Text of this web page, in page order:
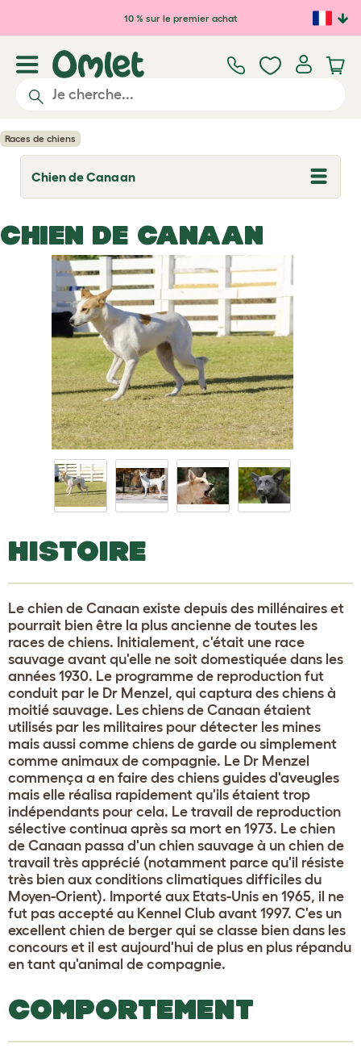
Passer au contenu principal
10 % sur le premier achat
Races de chiens
Chien de Canaan
T
o
l
e
CHIEN DE CANAAN
HISTOIRE
Le chien de Canaan existe depuis des millénaires et
pourrait bien être la plus ancienne de toutes les
races de chiens. Initialement, c'était une race
sauvage avant qu'elle ne soit domestiquée dans les
années 1930. Le programme de reproduction fut
conduit par le Dr Menzel, qui captura des chiens à
moitié sauvage. Les chiens de Canaan étaient
utilisés par les militaires pour détecter les mines
mais aussi comme chiens de garde ou simplement
comme animaux de compagnie. Le Dr Menzel
commença a en faire des chiens guides d'aveugles
mais elle réalisa rapidement qu'ils étaient trop
indépendants pour cela. Le travail de reproduction
sélective continua après sa mort en 1973. Le chien
de Canaan passa d'un chien sauvage à un chien de
travail très apprécié (notamment parce qu'il résiste
très bien aux conditions climatiques difficiles du
Moyen-Orient). Importé aux Etats-Unis en 1965, il ne
fut pas accepté au Kennel Club avant 1997. C'es un
excellent chien de berger qui se classe bien dans les
concours et il est aujourd'hui de plus en plus répandu
en tant qu'animal de compagnie.
COMPORTEMENT